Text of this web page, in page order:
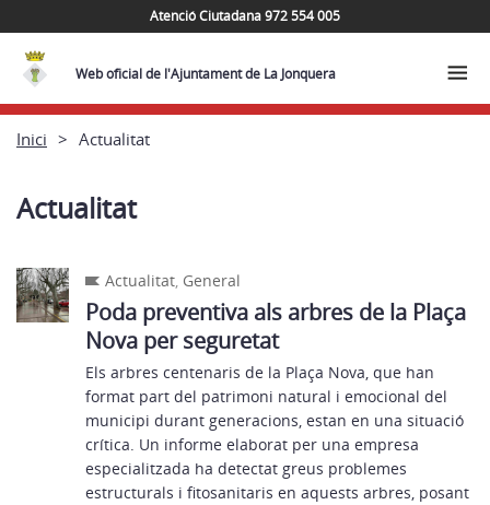
Atenció Ciutadana 972 554 005
Web oficial de l'Ajuntament de La Jonquera
Inici Actualitat
Actualitat
Actualitat, General
Poda preventiva als arbres de la Plaça
Nova per seguretat
Els arbres centenaris de la Plaça Nova, que han
format part del patrimoni natural i emocional del
municipi durant generacions, estan en una situació
crítica. Un informe elaborat per una empresa
especialitzada ha detectat greus problemes
estructurals i fitosanitaris en aquests arbres, posant